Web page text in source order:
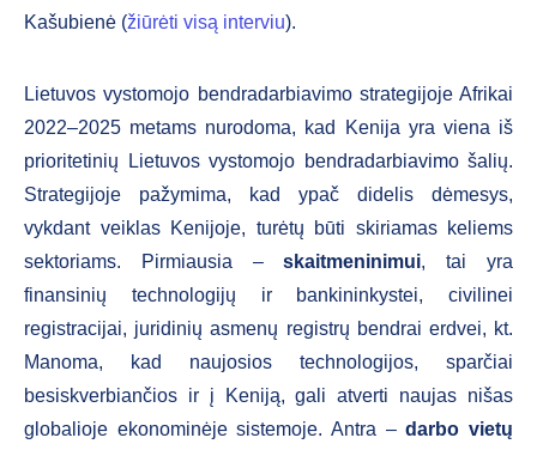
Kašubienė (žiūrėti visą interviu).
Lietuvos vystomojo bendradarbiavimo strategijoje Afrikai
2022–2025 metams nurodoma, kad Kenija yra viena iš
prioritetinių Lietuvos vystomojo bendradarbiavimo šalių.
Strategijoje pažymima, kad ypač didelis dėmesys,
vykdant veiklas Kenijoje, turėtų būti skiriamas keliems
sektoriams. Pirmiausia –skaitmeninimui, tai yra
finansinių technologijų ir bankininkystei, civilinei
registracijai, juridinių asmenų registrų bendrai erdvei, kt.
Manoma, kad naujosios technologijos, sparčiai
besiskverbiančios ir į Keniją, gali atverti naujas nišas
globalioje ekonominėje sistemoje. Antra –darbo vietų